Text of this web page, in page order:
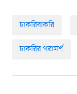
চাকরিবাকরি
চাকরির পরামর্শ